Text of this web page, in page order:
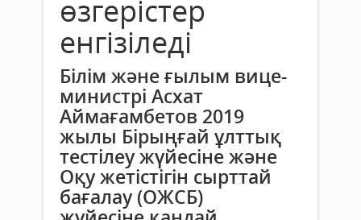
өзгерістер
енгізіледі
Білім және ғылым вице-
министрі Асхат
Аймағамбетов 2019
жылы Бірыңғай ұлттық
тестілеу жүйесіне және
Оқу жетістігін сырттай
бағалау (ОЖСБ)